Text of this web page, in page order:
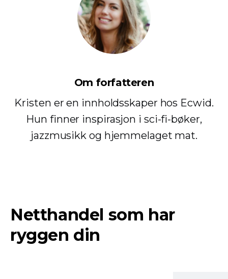
Om forfatteren
Kristen er en innholdsskaper hos Ecwid.
Hun finner inspirasjon i sci-fi-bøker,
jazzmusikk og hjemmelaget mat.
Netthandel som har
ryggen din